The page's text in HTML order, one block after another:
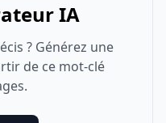
IA
? Générez une
de ce mot-clé